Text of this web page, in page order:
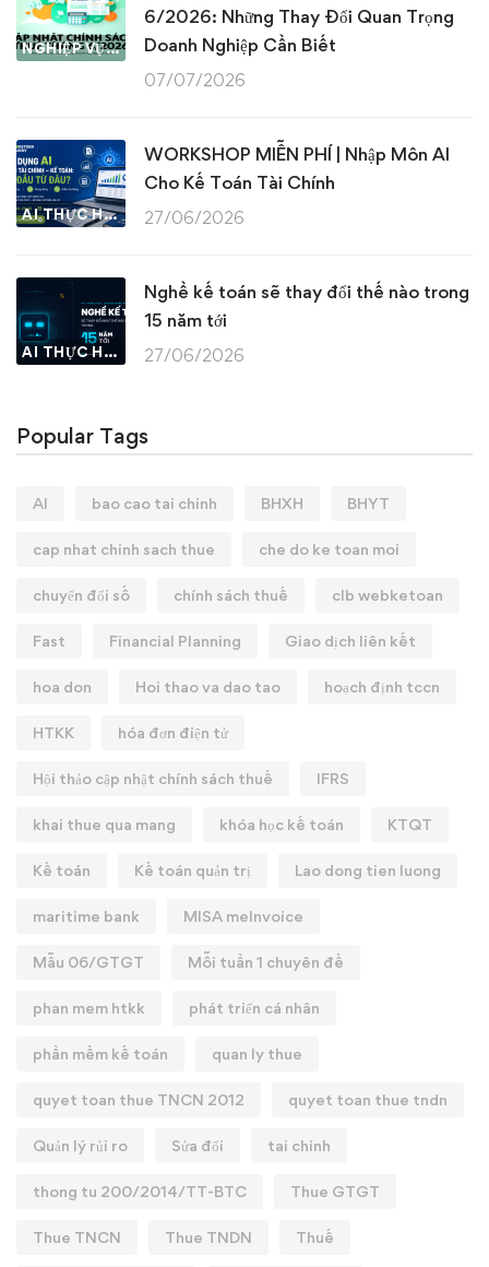
NGHIỆP VỤ KẾ TOÁN & THUẾ
6/2026: Những Thay Đổi Quan Trọng
Doanh Nghiệp Cần Biết
07/07/2026
AI THỰC HÀNH
WORKSHOP MIỄN PHÍ | Nhập Môn AI
Cho Kế Toán Tài Chính
27/06/2026
AI THỰC HÀNH
Nghề kế toán sẽ thay đổi thế nào trong
15 năm tới
27/06/2026
Popular Tags
AI bao cao tai chinh BHXH BHYT
cap nhat chinh sach thue che do ke toan moi
chuyển đổi số chính sách thuế clb webketoan
Fast Financial Planning Giao dịch liên kết
hoa don Hoi thao va dao tao hoạch định tccn
HTKK hóa đơn điện tử
Hội thảo cập nhật chính sách thuế IFRS
khai thue qua mang khóa học kế toán KTQT
Kế toán Kế toán quản trị Lao dong tien luong
maritime bank MISA meInvoice
Mẫu 06/GTGT Mỗi tuần 1 chuyên đề
phan mem htkk phát triển cá nhân
phần mềm kế toán quan ly thue
quyet toan thue TNCN 2012 quyet toan thue tndn
Quản lý rủi ro Sửa đổi tai chinh
thong tu 200/2014/TT-BTC Thue GTGT
Thue TNCN Thue TNDN Thuế